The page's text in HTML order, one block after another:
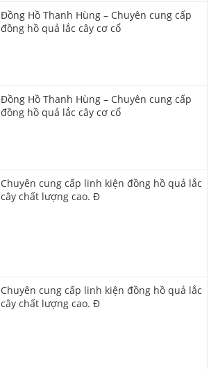
Đồng Hồ Thanh Hùng – Chuyên cung cấp
đồng hồ quả lắc cây cơ cổ
Đồng Hồ Thanh Hùng – Chuyên cung cấp
đồng hồ quả lắc cây cơ cổ
Chuyên cung cấp linh kiện đồng hồ quả lắc
cây chất lượng cao. Đ
Chuyên cung cấp linh kiện đồng hồ quả lắc
cây chất lượng cao. Đ